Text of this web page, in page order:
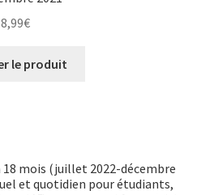
8,99€
le produit
18 mois (juillet 2022-décembre
et quotidien pour étudiants,